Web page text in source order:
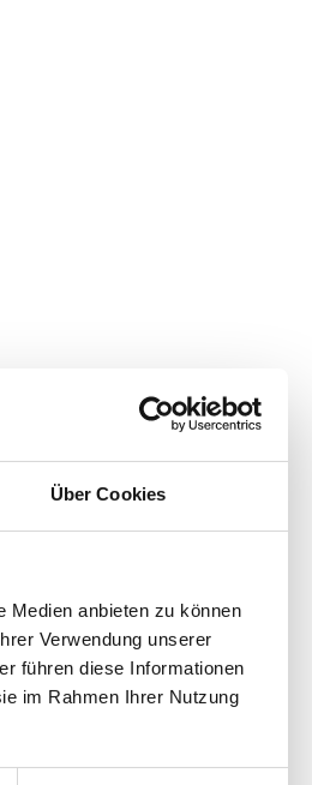
Über Cookies
Medien anbieten zu können
Verwendung unserer
führen diese Informationen
im Rahmen Ihrer Nutzung